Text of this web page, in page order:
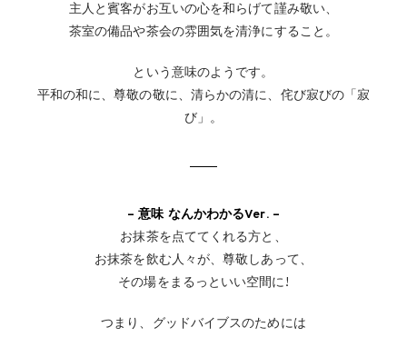
主人と賓客がお互いの心を和らげて謹み敬い、
茶室の備品や茶会の雰囲気を清浄にすること。
という意味のようです。
平和の和に、尊敬の敬に、清らかの清に、侘び寂びの「寂
び」。
– 意味 なんかわかるVer. –
お抹茶を点ててくれる方と、
お抹茶を飲む人々が、尊敬しあって、
その場をまるっといい空間に!
つまり、グッドバイブスのためには